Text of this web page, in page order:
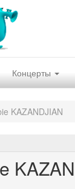
Концерты
KAZANDJIAN